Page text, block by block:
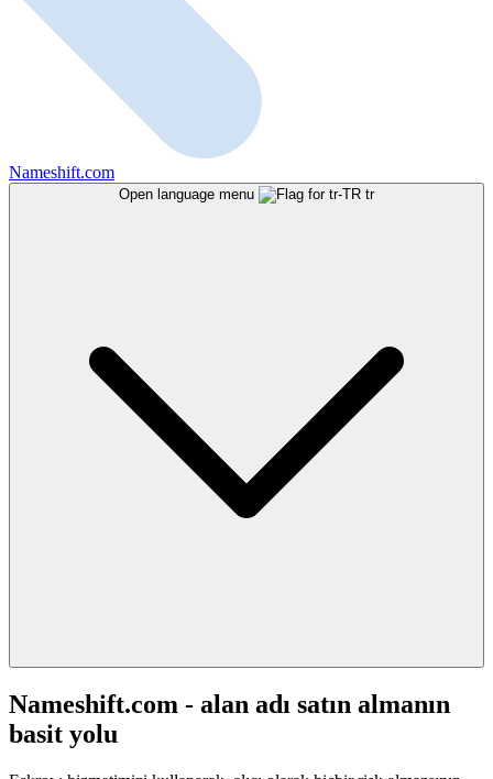
Nameshift.com
Open language menu tr
Nameshift.com - alan adı satın almanın
basit yolu